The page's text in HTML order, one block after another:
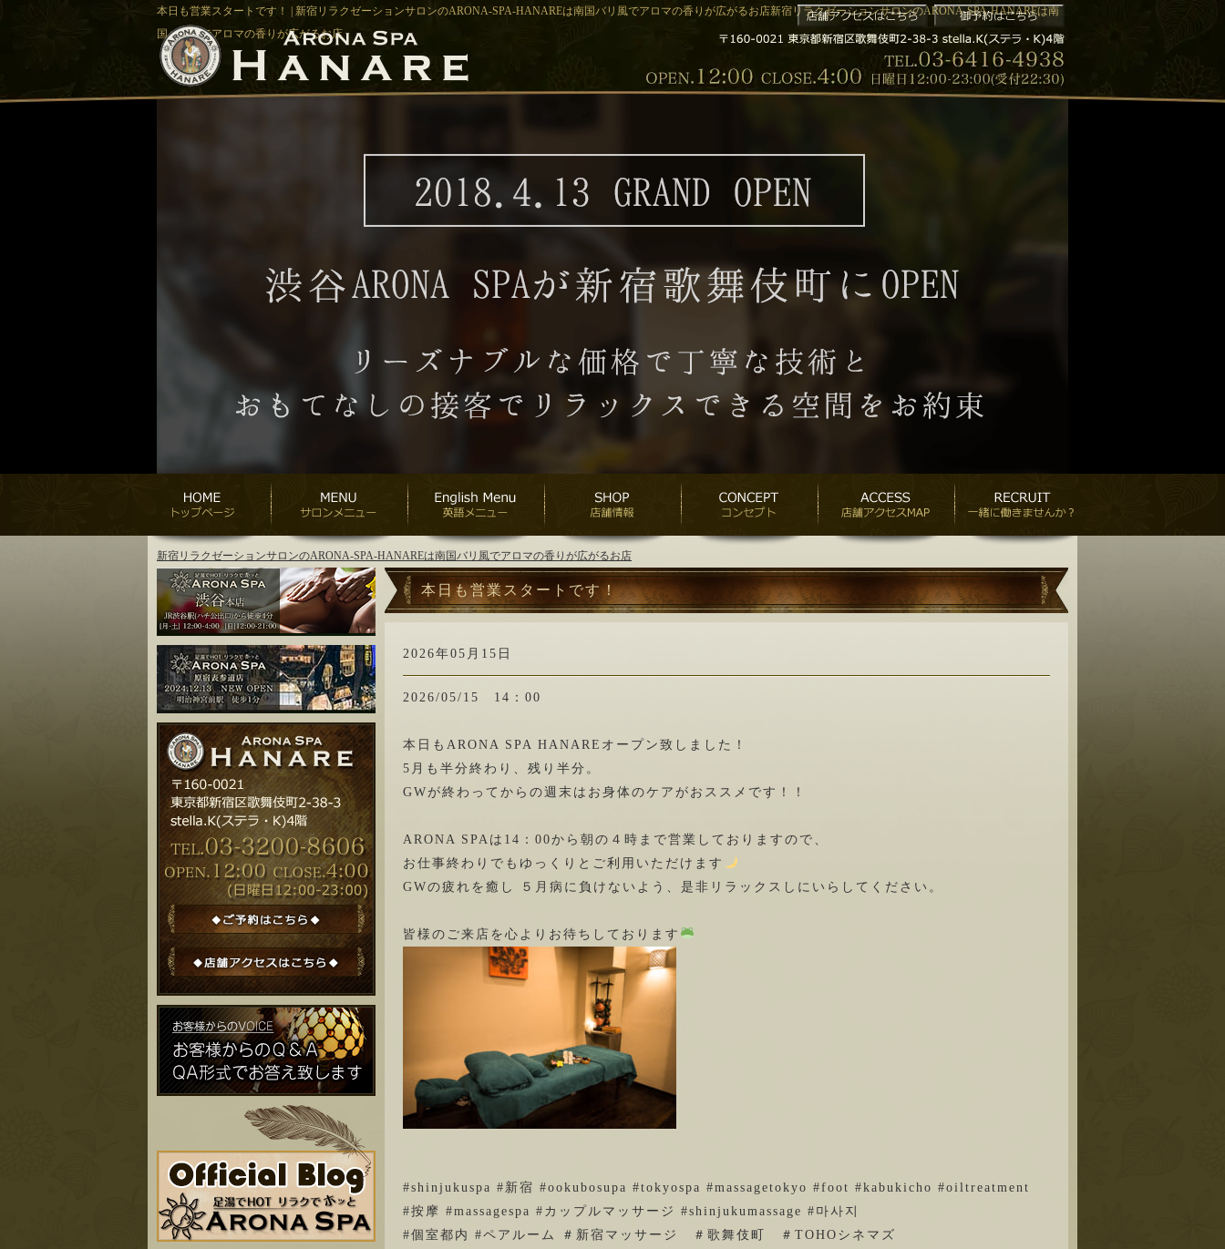
本日も営業スタートです！ | 新宿リラクゼーションサロンのARONA-SPA-HANAREは南国バリ風でアロマの香りが広がるお店新宿リラクゼーションサロンのARONA-SPA-HANAREは南
国バリ風でアロマの香りが広がるお店
新宿リラクゼーションサロンのARONA-SPA-HANAREは南国バリ風でアロマの香りが広がるお店
本日も営業スタートです！
2026年05月15日
2026/05/15 14：00
本日もARONA SPA HANAREオープン致しました！
5月も半分終わり、残り半分。
GWが終わってからの週末はお身体のケアがおススメです！！
ARONA SPAは14：00から朝の４時まで営業しておりますので、
お仕事終わりでもゆっくりとご利用いただけます
GWの疲れを癒し ５月病に負けないよう、是非リラックスしにいらしてください。
皆様のご来店を心よりお待ちしております
#shinjukuspa #新宿 #ookubosupa #tokyospa #massagetokyo #foot #kabukicho #oiltreatment
#按摩 #massagespa #カップルマッサージ #shinjukumassage #마사지
#個室都内 #ペアルーム ＃新宿マッサージ ＃歌舞伎町 ＃TOHOシネマズ